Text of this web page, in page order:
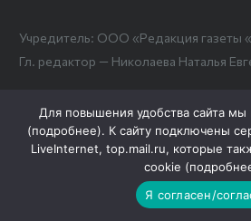
Учредитель: ООО «Редакция газеты
Гл. редактор — Николаева Наталья
Для повышения удобства сайта мы
(подробнее). К сайту подключены
LiveInternet, top.mail.ru, которые
cookie (
Я согласен/